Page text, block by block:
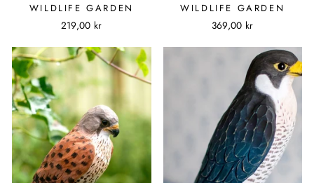
WILDLIFE GARDEN
219,00 kr
WILDLIFE GARDEN
369,00 kr